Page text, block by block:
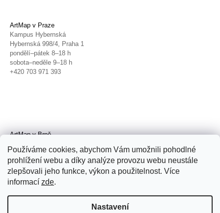
Používáme cookies, abychom Vám umožnili pohodlné
prohlížení webu a díky analýze provozu webu neustále
zlepšovali jeho funkce, výkon a použitelnost. Více
informací zde.
Nastavení
ArtMap v Praze
Kampus Hybernská
Hybernská 998/4, Praha 1
pondělí–pátek 8–18 h
sobota–neděle 9–18 h
+420 703 971 393
ArtMap v Brně
Radnická 4, Brno
úterý–pátek 11–19 h
sobota 14–19 h
+420 702 152 298